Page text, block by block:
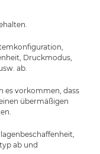
Druckmodus,
ab.
es vorkommen, dass
übermäßigen
ab und